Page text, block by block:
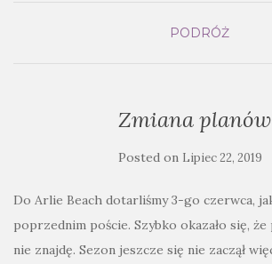
PODRÓŻ
Zmiana planów
Posted on Lipiec 22, 2019
Do Arlie Beach dotarliśmy 3-go czerwca,
poprzednim poście. Szybko okazało się,
nie znajdę. Sezon jeszcze się nie zaczął